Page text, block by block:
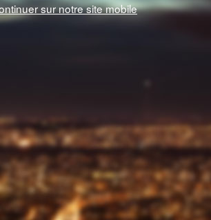
sur notre site mobile